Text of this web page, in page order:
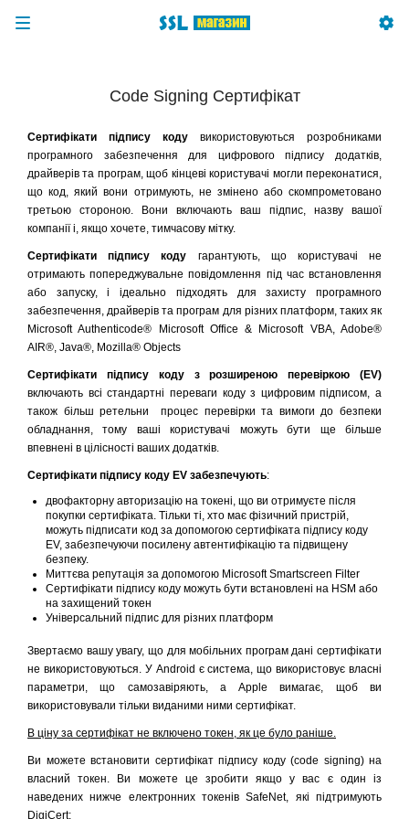
Code Signing Сертифікат
Сертифікати підпису коду використовуються розробниками
програмного забезпечення для цифрового підпису додатків,
драйверів та програм, щоб кінцеві користувачі могли переконатися,
що код, який вони отримують, не змінено або скомпрометовано
третьою стороною. Вони включають ваш підпис, назву вашої
компанії і, якщо хочете, тимчасову мітку.
Сертифікати підпису коду гарантують, що користувачі не
отримають попереджувальне повідомлення під час встановлення
або запуску, і ідеально підходять для захисту програмного
забезпечення, драйверів та програм для різних платформ, таких як
Microsoft Authenticode® Microsoft Office & Microsoft VBA, Adobe®
AIR®, Java®, Mozilla® Objects
Сертифікати підпису коду з розширеною перевіркою (EV)
включають всі стандартні переваги коду з цифровим підписом, а
також більш ретельни процес перевірки та вимоги до безпеки
обладнання, тому ваші користувачі можуть бути ще більше
впевнені в цілісності ваших додатків.
Сертифікати підпису коду EV забезпечують:
двофакторну авторизацію на токені, що ви отримуєте після
покупки сертифіката. Тільки ті, хто має фізичний пристрій,
можуть підписати код за допомогою сертифіката підпису коду
EV, забезпечуючи посилену автентифікацію та підвищену
безпеку.
Миттєва репутація за допомогою Microsoft Smartscreen Filter
Сертифікати підпису коду можуть бути встановлені на HSM або
на захищений токен
Універсальний підпис для різних платформ
Звертаємо вашу увагу, що для мобільних програм дані сертифікати
не використовуються. У Android є система, що використовує власні
параметри, що самозавіряють, а Apple вимагає, щоб ви
використовували тільки виданими ними сертифікат.
В ціну за сертифікат не включено токен, як це було раніше.
Ви можете встановити сертифікат підпису коду (code signing) на
власний токен. Ви можете це зробити якщо у вас є один із
наведених нижче електронних токенів SafeNet, які підтримують
DigiCert: